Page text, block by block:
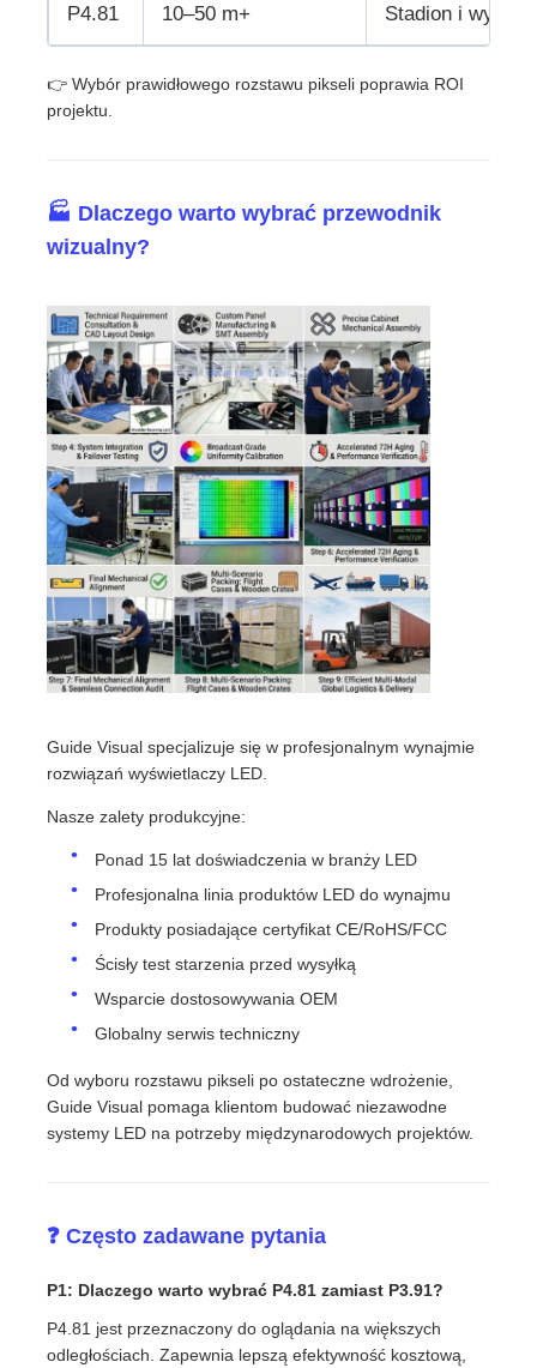
P4.81 10–50 m+ Stadion i
👉 Wybór prawidłowego rozstawu pikseli poprawia ROI
projektu.
🏭 Dlaczego warto wybrać przewodnik
wizualny?
Guide Visual specjalizuje się w profesjonalnym wynajmie
rozwiązań wyświetlaczy LED.
Nasze zalety produkcyjne:
Ponad 15 lat doświadczenia w branży LED
Profesjonalna linia produktów LED do wynajmu
Produkty posiadające certyfikat CE/RoHS/FCC
Ścisły test starzenia przed wysyłką
Wsparcie dostosowywania OEM
Globalny serwis techniczny
Od wyboru rozstawu pikseli po ostateczne wdrożenie,
Guide Visual pomaga klientom budować niezawodne
systemy LED na potrzeby międzynarodowych projektów.
❓ Często zadawane pytania
P1: Dlaczego warto wybrać P4.81 zamiast P3.91?
P4.81 jest przeznaczony do oglądania na większych
odległościach. Zapewnia lepszą efektywność kosztową,